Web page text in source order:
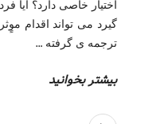
اختیار خاصی دارد؟
گیرد می تواند اقدام
ترجمه ی گرفته …
بیشتر بخوانید